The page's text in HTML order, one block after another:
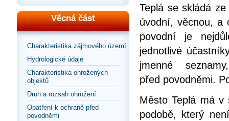
Věcná část
Charakteristika zájmového území
Hydrologické údaje
Charakteristika ohrožených
objektů
Druh a rozsah ohrožení
Opatření k ochraně před
povodněmi
Teplá se skládá
úvodní, věcnou, a
povodní je
jednotlivé
jmenné
před povodněmi.
Město Teplá má v
podobě, který